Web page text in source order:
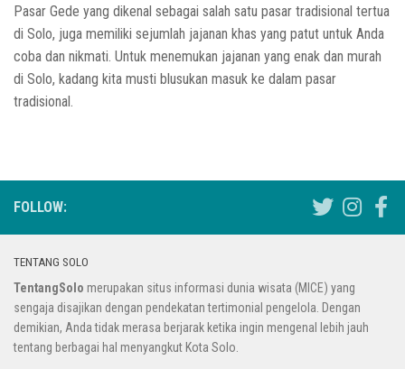
Pasar Gede yang dikenal sebagai salah satu pasar tradisional tertua
di Solo, juga memiliki sejumlah jajanan khas yang patut untuk Anda
coba dan nikmati. Untuk menemukan jajanan yang enak dan murah
di Solo, kadang kita musti blusukan masuk ke dalam pasar
tradisional.
FOLLOW:
TENTANG SOLO
TentangSolo merupakan situs informasi dunia wisata (MICE) yang
sengaja disajikan dengan pendekatan tertimonial pengelola. Dengan
demikian, Anda tidak merasa berjarak ketika ingin mengenal lebih jauh
tentang berbagai hal menyangkut Kota Solo.